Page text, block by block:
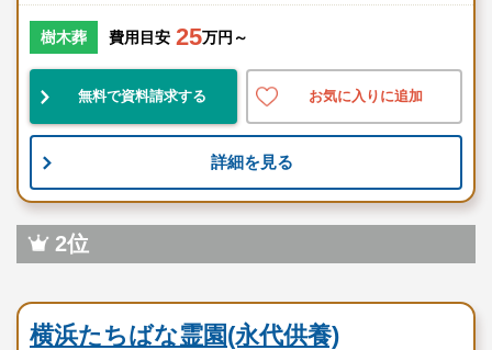
樹木葬 費用目安 25万円～
無料で資料請求する お気に入りに追加
詳細を見る
2位
横浜たちばな霊園(永代供養)